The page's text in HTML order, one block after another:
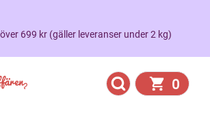
699 kr (gäller leveranser under 2 kg)
0